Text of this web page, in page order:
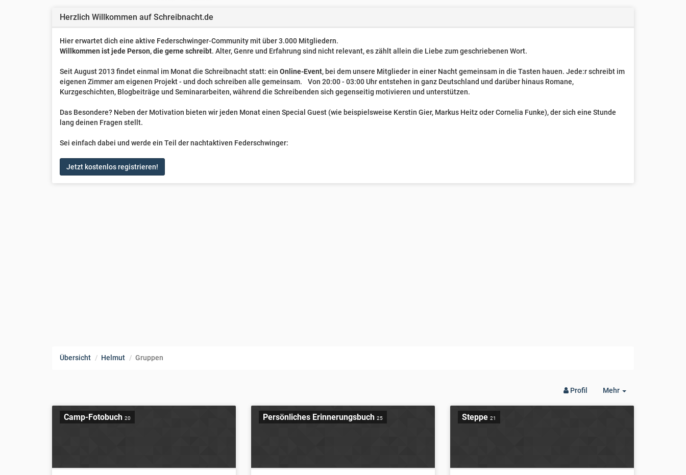
Herzlich Willkommen auf Schreibnacht.de
Hier erwartet dich eine aktive Federschwinger-Community mit über 3.000 Mitgliedern.
Willkommen ist jede Person, die gerne schreibt. Alter, Genre und Erfahrung sind nicht relevant, es zählt allein die Liebe zum geschriebenen Wort.
Seit August 2013 findet einmal im Monat die Schreibnacht statt: ein Online-Event, bei dem unsere Mitglieder in einer Nacht gemeinsam in die Tasten hauen. Jede:r schreibt im
eigenen Zimmer am eigenen Projekt - und doch schreiben alle gemeinsam. Von 20:00 - 03:00 Uhr entstehen in ganz Deutschland und darüber hinaus Romane,
Kurzgeschichten, Blogbeiträge und Seminararbeiten, während die Schreibenden sich gegenseitig motivieren und unterstützen.
Das Besondere? Neben der Motivation bieten wir jeden Monat einen Special Guest (wie beispielsweise Kerstin Gier, Markus Heitz oder Cornelia Funke), der sich eine Stunde
lang deinen Fragen stellt.
Sei einfach dabei und werde ein Teil der nachtaktiven Federschwinger:
Jetzt kostenlos registrieren!
Übersicht Helmut Gruppen
Mehr
Toggle
Profil
Camp-Fotobuch 20 Persönliches Erinnerungsbuch 25 Steppe 21